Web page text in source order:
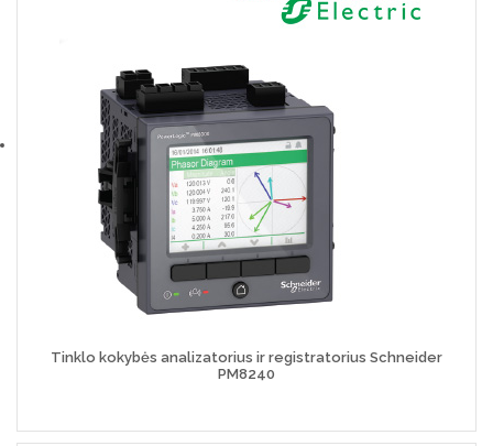
Tinklo kokybės analizatorius ir registratorius Schneider
PM8240